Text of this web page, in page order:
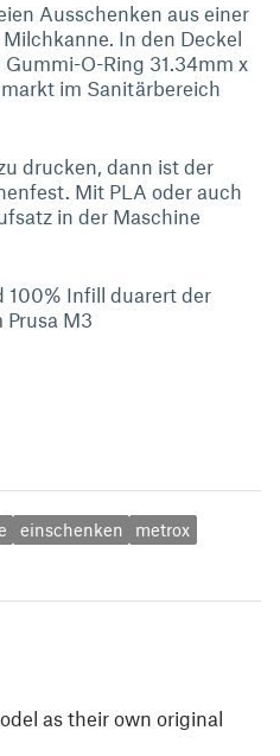
Ausschenken aus einer
In den Deckel
O-Ring 31.34mm x
im Sanitärbereich
drucken, dann ist der
Mit PLA oder auch
in der Maschine
100% Infill duarert der
M3
einschenken metrox
as their own original